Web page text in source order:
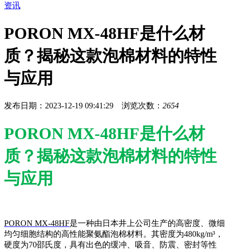
资讯
PORON MX-48HF是什么材
质？揭秘这款泡棉材料的特性
与应用
发布日期：2023-12-19 09:41:29 浏览次数： 2654
PORON MX-48HF是什么材
质？揭秘这款泡棉材料的特性
与应用
PORON MX-48HF是一种由日本井上公司生产的高密度、微细
均匀细胞结构的高性能聚氨酯泡棉材料。其密度为480kg/m³，
硬度为70邵氏度，具有出色的缓冲、吸音、防震、密封等性